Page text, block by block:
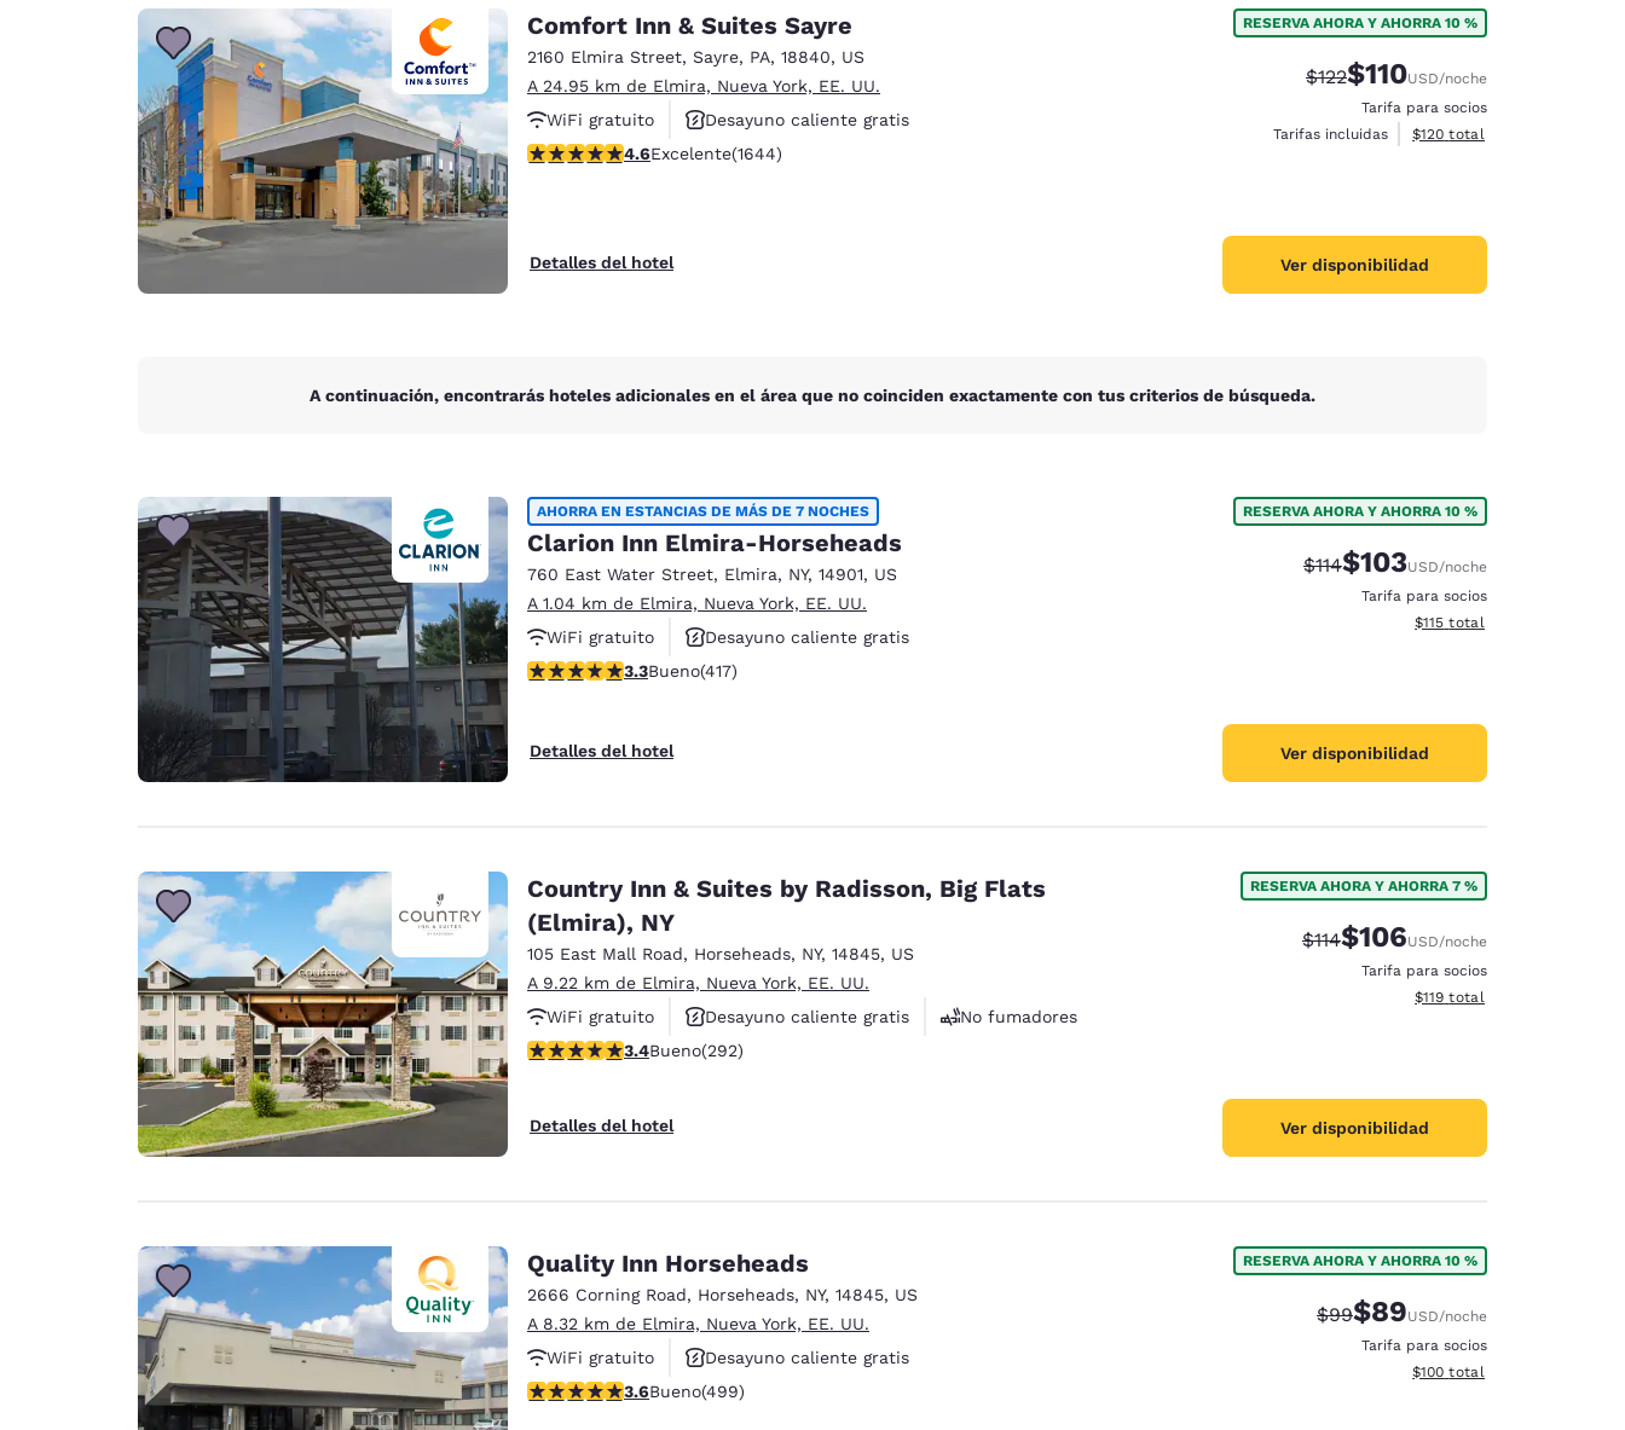
Español
Europa
Deutschland Germany
Spain
English
English
Comfort Inn & Suites Sayre
2160 Elmira Street, Sayre, PA, 18840, US
A 24.95 km de Elmira, Nueva York, EE. UU.
WiFi gratuito
Desayuno caliente gratis
Se aceptan mascotas
calificación de 4.59 estrellas. Excelente. 1644 reseñas
4.6Excelente(1644)
Detalles del hotel
RESERVA AHORA Y AHORRA 10 %
Precio tachado:
$122Precio con descuento:
$110USD/noche
Tarifa para socios
Tarifas incluidas
Ver detalles del total
$120 total
Ver disponibilidad
A continuación, encontrarás hoteles adicionales en el área que no coinciden exactamente con tus criterios de búsqueda.
AHORRA EN ESTANCIAS DE MÁS DE 7 NOCHES
Clarion Inn Elmira-Horseheads
760 East Water Street, Elmira, NY, 14901, US
A 1.04 km de Elmira, Nueva York, EE. UU.
WiFi gratuito
Desayuno caliente gratis
Se aceptan mascotas
calificación de 3.3 estrellas. Bueno. 417 reseñas
3.3Bueno(417)
Detalles del hotel
RESERVA AHORA Y AHORRA 10 %
Precio tachado:
$114Precio con descuento:
$103USD/noche
Tarifa para socios
Ver detalles del total
$115 total
Ver disponibilidad
Country Inn & Suites by Radisson, Big Flats
(Elmira), NY
105 East Mall Road, Horseheads, NY, 14845, US
A 9.22 km de Elmira, Nueva York, EE. UU.
WiFi gratuito
Desayuno caliente gratis
No fumadores
calificación de 3.43 estrellas. Bueno. 292 reseñas
3.4Bueno(292)
Detalles del hotel
RESERVA AHORA Y AHORRA 7 %
Precio tachado:
$114Precio con descuento:
$106USD/noche
Tarifa para socios
Ver detalles del total
$119 total
Ver disponibilidad
Quality Inn Horseheads
2666 Corning Road, Horseheads, NY, 14845, US
A 8.32 km de Elmira, Nueva York, EE. UU.
WiFi gratuito
Desayuno caliente gratis
Se aceptan mascotas
calificación de 3.62 estrellas. Bueno. 499 reseñas
3.6Bueno(499)
RESERVA AHORA Y AHORRA 10 %
Precio tachado:
$99Precio con descuento:
$89USD/noche
Tarifa para socios
Ver detalles del total
$100 total